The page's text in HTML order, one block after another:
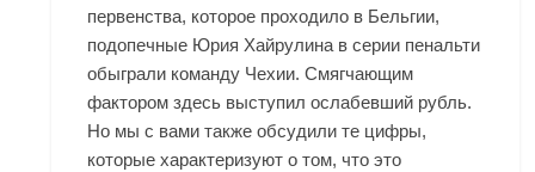
первенства, которое проходило в Бельгии,
подопечные Юрия Хайрулина в серии пенальти
обыграли команду Чехии. Смягчающим
фактором здесь выступил ослабевший рубль.
Но мы с вами также обсудили те цифры,
которые характеризуют о том, что это